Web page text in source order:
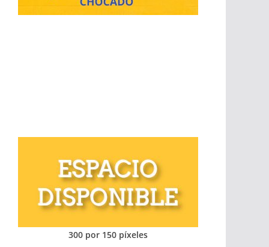
300 por 150 píxeles